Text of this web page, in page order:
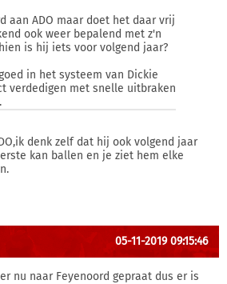
aan ADO maar doet het daar vrij
ook weer bepalend met z'n
is hij iets voor volgend jaar?
in het systeem van Dickie
verdedigen met snelle uitbraken
denk zelf dat hij ook volgend jaar
kan ballen en je ziet hem elke
05-11-2019 09:15:46
nu naar Feyenoord gepraat dus er is